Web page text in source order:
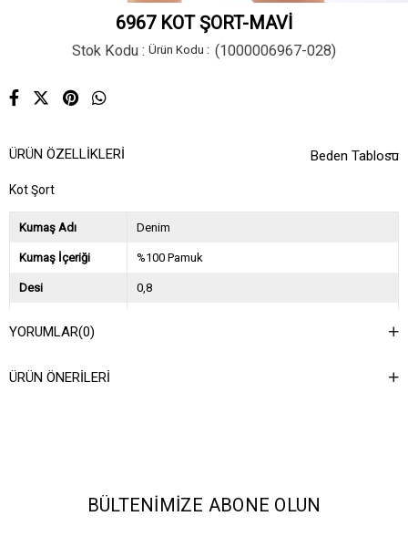
6967 KOT ŞORT-MAVİ
Stok Kodu (1000006967-028)
Beden Tablosu
ÜRÜN ÖZELLIKLERI
Kot Şort
Kumaş Adı Denim
Kumaş İçeriği %100 Pamuk
Desi 0,8
Asorti Bilgisi
YORUMLAR(0)
ÜRÜN ÖNERILERI
BÜLTENIMIZE ABONE OLUN